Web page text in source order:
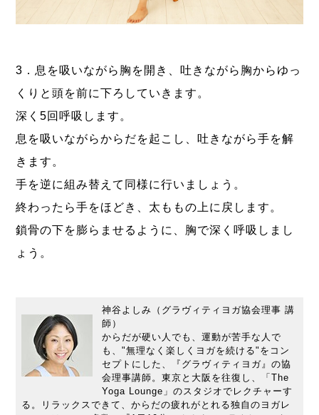
3．息を吸いながら胸を開き、吐きながら胸からゆっ
くりと頭を前に下ろしていきます。
深く5回呼吸します。
息を吸いながらからだを起こし、吐きながら手を解
きます。
手を逆に組み替えて同様に行いましょう。
終わったら手をほどき、太ももの上に戻します。
鎖骨の下を膨らませるように、胸で深く呼吸しまし
ょう。
神谷よしみ（グラヴィティヨガ協会理事 講
師）
からだが硬い人でも、運動が苦手な人で
も、"無理なく楽しくヨガを続ける"をコン
セプトにした、『グラヴィティヨガ』の協
会理事講師。東京と大阪を往復し、「The
Yoga Lounge」のスタジオでレクチャーす
る。リラックスできて、からだの疲れがとれる独自のヨガレ